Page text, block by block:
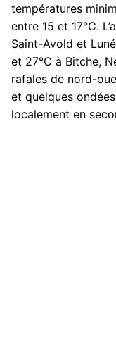
températures
entre 15 et 17°C.
Saint-Avold et
et 27°C à Bitche,
rafales de nord-
et quelques
localement en